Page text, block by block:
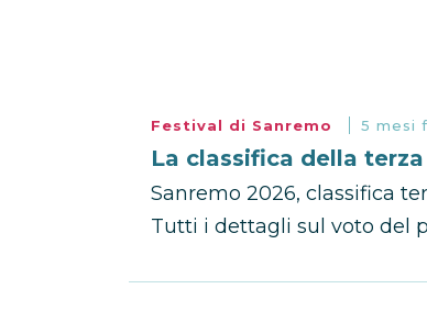
Festival di Sanremo 5 mesi
La classifica della
Sanremo 2026, classifica
Tutti i dettagli sul voto del